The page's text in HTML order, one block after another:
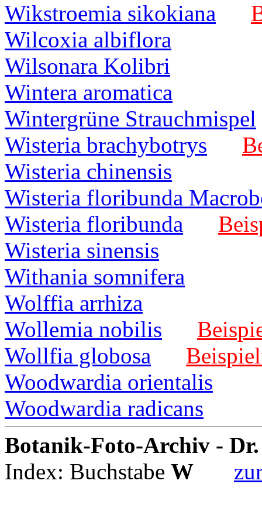
Wikstroemia sikokiana
Wilcoxia albiflora
Wilsonara Kolibri
Wintera aromatica
Wintergrüne Strauchmispel
Wisteria brachybotrys
Wisteria chinensis
Wisteria floribunda
Wisteria floribunda
Wisteria sinensis
Withania somnifera
Wolffia arrhiza
Wollemia nobilis
Wollfia globosa
Woodwardia orientalis
Woodwardia radicans
Botanik-Foto-Archiv -
Index: Buchstabe W